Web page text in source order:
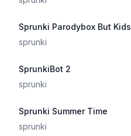
Sprunki Parodybox But Kids
sprunki
SprunkiBot 2
sprunki
Sprunki Summer Time
sprunki